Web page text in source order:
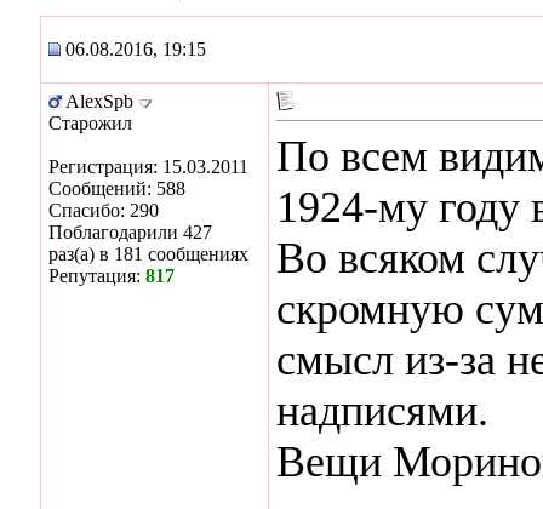
06.08.2016, 19:15
AlexSpb
Старожил
Регистрация: 15.03.2011
Сообщений: 588
Спасибо: 290
Поблагодарили 427
раз(а) в 181 сообщениях
Репутация: 817
По всем
1924-му году
Во всяком
скромную
смысл из-за
надписями.
Вещи